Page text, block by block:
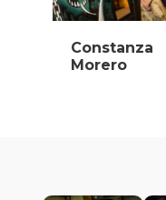
Constanza
Morero